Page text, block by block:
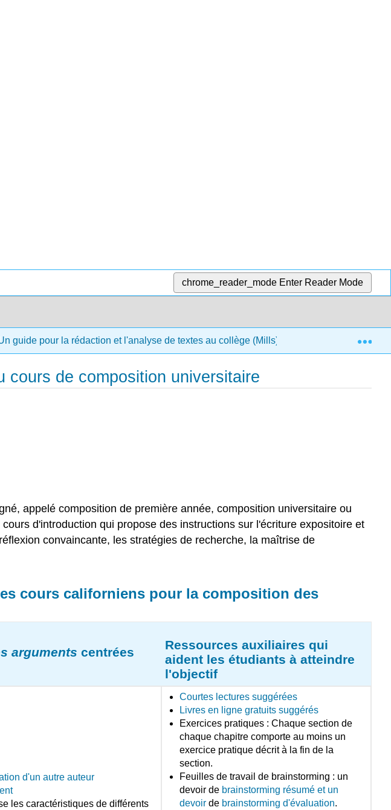
chrome_reader_mode Enter Reader Mode
guide pour la rédaction et l'analyse de textes au collège (Mills) 15 : Guide de
cours de composition universitaire
appelé composition de première année, composition universitaire ou
d'introduction qui propose des instructions sur l'écriture expositoire et
convaincante, les stratégies de recherche, la maîtrise de
cours californiens pour la composition des
arguments centrées
Ressources auxiliaires qui
aident les étudiants à atteindre
l'objectif
d'un autre auteur
les caractéristiques de différents
Courtes lectures suggérées
Livres en ligne gratuits suggérés
Exercices pratiques : Chaque section de
chaque chapitre comporte au moins un
exercice pratique décrit à la fin de la
section.
Feuilles de travail de brainstorming : un
devoir de brainstorming résumé et un
devoirde brainstorming d'évaluation.